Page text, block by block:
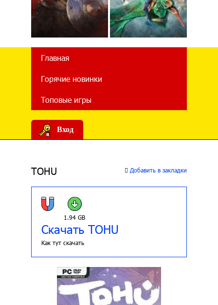
Главная
Горячие новинки
Топовые игры
Вход
TOHU Добавить в закладки
1.94 GB
Скачать TOHU
Как тут скачать